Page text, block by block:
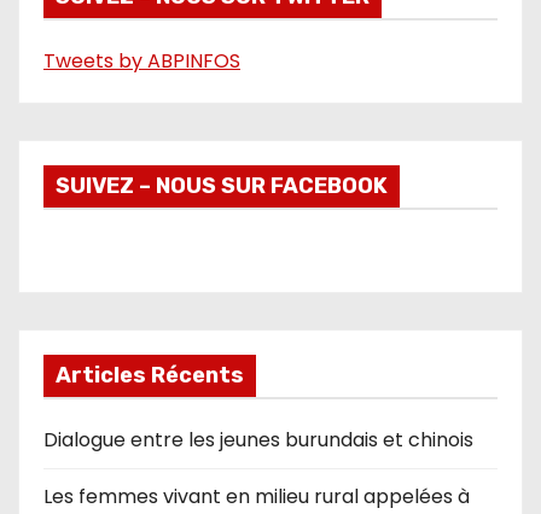
o
Tweets by ABPINFOS
SUIVEZ – NOUS SUR FACEBOOK
Articles Récents
Dialogue entre les jeunes burundais et chinois
Les femmes vivant en milieu rural appelées à